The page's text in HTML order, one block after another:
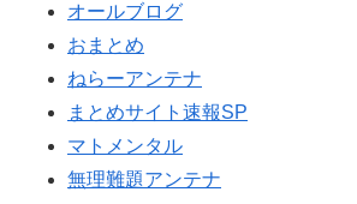
オールブログ
おまとめ
ねらーアンテナ
まとめサイト速報SP
マトメンタル
無理難題アンテナ